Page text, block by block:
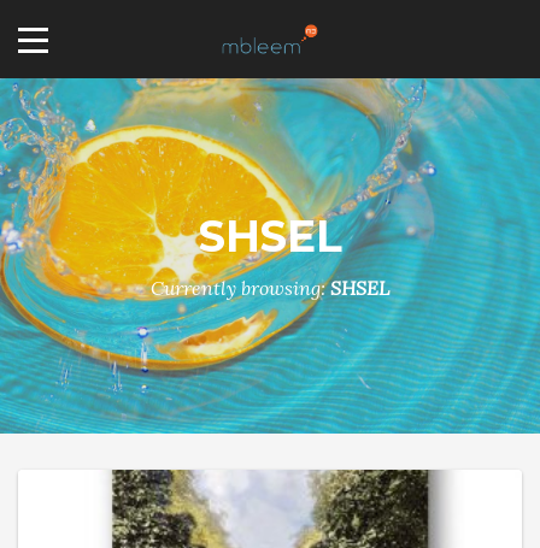
SHSEL
Currently browsing:SHSEL